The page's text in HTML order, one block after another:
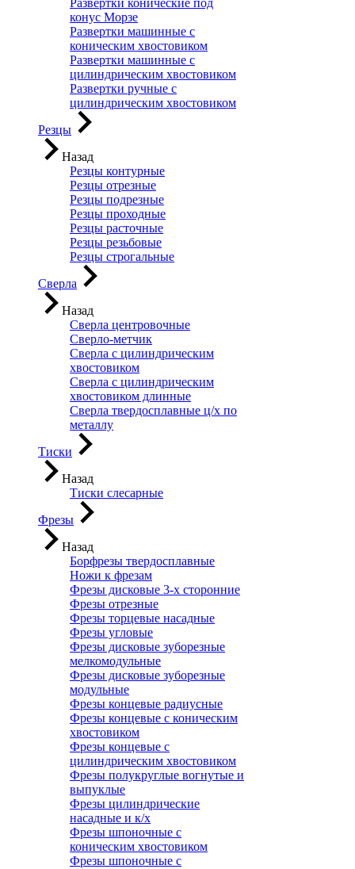
Развертки конические под
конус Морзе
Развертки машинные с
коническим хвостовиком
Развертки машинные с
цилиндрическим хвостовиком
Развертки ручные с
цилиндрическим хвостовиком
Резцы
Назад
Резцы контурные
Резцы отрезные
Резцы подрезные
Резцы проходные
Резцы расточные
Резцы резьбовые
Резцы строгальные
Сверла
Назад
Сверла центровочные
Сверло-метчик
Сверла с цилиндрическим
хвостовиком
Сверла с цилиндрическим
хвостовиком длинные
Сверла твердосплавные ц/х по
металлу
Тиски
Назад
Тиски слесарные
Фрезы
Назад
Борфрезы твердосплавные
Ножи к фрезам
Фрезы дисковые 3-х сторонние
Фрезы отрезные
Фрезы торцевые насадные
Фрезы угловые
Фрезы дисковые зуборезные
мелкомодульные
Фрезы дисковые зуборезные
модульные
Фрезы концевые радиусные
Фрезы концевые с коническим
хвостовиком
Фрезы концевые с
цилиндрическим хвостовиком
Фрезы полукруглые вогнутые и
выпуклые
Фрезы цилиндрические
насадные и к/х
Фрезы шпоночные с
коническим хвостовиком
Фрезы шпоночные с